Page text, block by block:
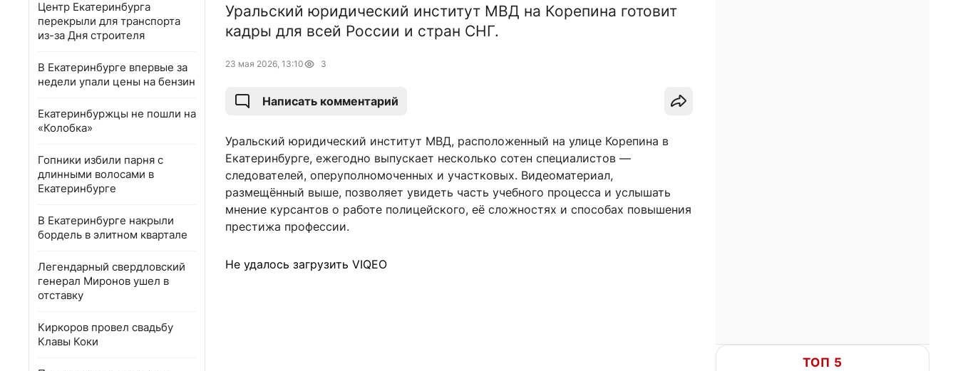
Центр Екатеринбурга
перекрыли для транспорта
из-за Дня строителя
В Екатеринбурге впервые за
недели упали цены на бензин
Екатеринбуржцы не пошли на
«Колобка»
Гопники избили парня с
длинными волосами в
Екатеринбурге
В Екатеринбурге накрыли
бордель в элитном квартале
Легендарный свердловский
генерал Миронов ушел в
отставку
Киркоров провел свадьбу
Клавы Коки
Уральский юридический институт МВД на Корепина готовит
кадры для всей России и стран СНГ.
23 мая 2026, 13:10 3
Написать комментарий
Уральский юридический институт МВД, расположенный на улице Корепина в
Екатеринбурге, ежегодно выпускает несколько сотен специалистов —
следователей, оперуполномоченных и участковых. Видеоматериал,
размещённый выше, позволяет увидеть часть учебного процесса и услышать
мнение курсантов о работе полицейского, её сложностях и способах повышения
престижа профессии.
Не удалось загрузить VIQEO
ТОП 5